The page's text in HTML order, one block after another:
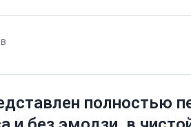
полностью